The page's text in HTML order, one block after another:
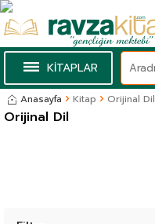
KİTAPLAR
Anasayfa Kitap Orijinal Dil
Orijinal Dil